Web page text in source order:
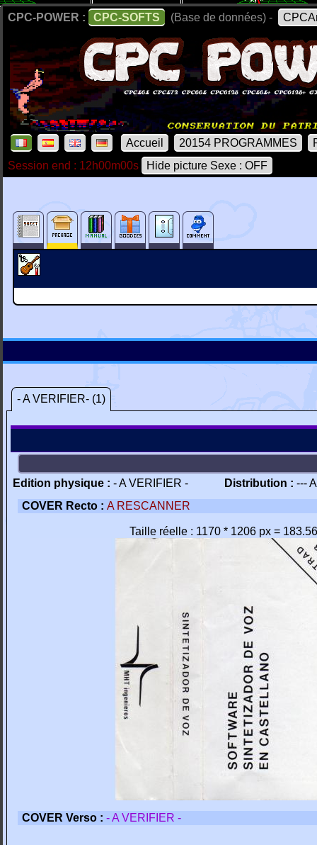
CPC-POWER : CPC-SOFTS (Base de données) -
Accueil 20154 PROGRAMMES
Session end : 12h00m00s
Hide picture Sexe : OFF
- A VERIFIER- (1)
Edition physique : - A VERIFIER - Distribution : ---
COVER Recto : A RESCANNER
Taille réelle : 1170 * 1206 px =
COVER Verso : - A VERIFIER -